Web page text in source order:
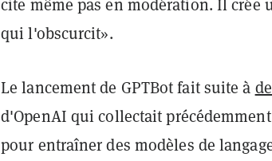
qui l'obscurcit».
Le lancement de GPTBot fait suite à
d'OpenAI qui collectait
pour entraîner des modèles de